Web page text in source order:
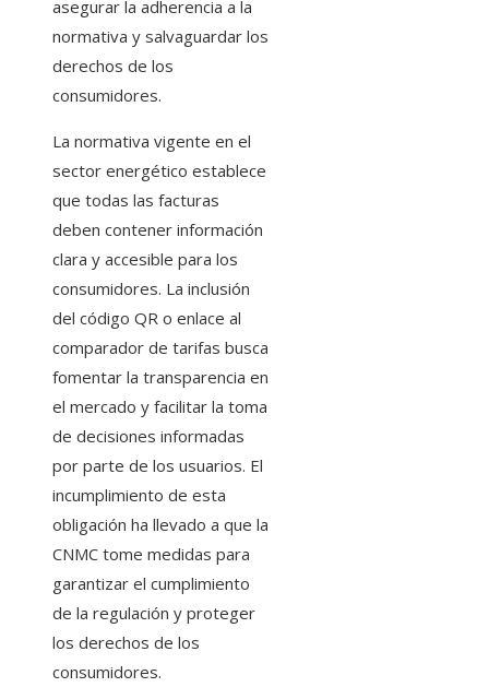
asegurar la adherencia a la
normativa y salvaguardar los
derechos de los
consumidores.
La normativa vigente en el
sector energético establece
que todas las facturas
deben contener información
clara y accesible para los
consumidores. La inclusión
del código QR o enlace al
comparador de tarifas busca
fomentar la transparencia en
el mercado y facilitar la toma
de decisiones informadas
por parte de los usuarios. El
incumplimiento de esta
obligación ha llevado a que la
CNMC tome medidas para
garantizar el cumplimiento
de la regulación y proteger
los derechos de los
consumidores.